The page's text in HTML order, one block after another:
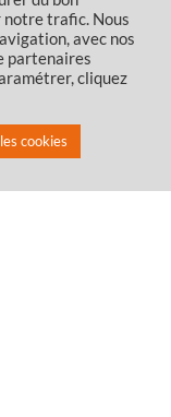
trafic. Nous
avec nos
partenaires
cliquez
cookies